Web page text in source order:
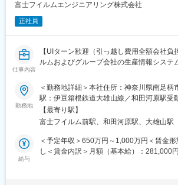
■組織について：
一般製造業・流通業向けシステム
自動倉庫をはじめとする各種保管システム
け・ピッキングシステムなどを組み合わせ
IoTやAIなど先進技術を活用して「スマー
現をサポートします。
■組織構成
エンジニアリング本部 約100名
システム計画課約30名（平均年齢 30代前
■働き方：
・在宅勤務：業務状況を踏まえ、週2日(目
す。フレックスタイム制と在宅勤務を組み
方が可能です。
・残業時間：「いきいき委員会」というプ
働時間削減を進めております。
・産休育休：男性100%取得実績がござい
で）
■当社特徴：
場保全技術部」が統合して2014年に設立
や研究設備の設計、保全サービスを設備計
富士フイルムエンジニアリング株式会社
正社員
仕事内容
【UIターン歓迎（引っ越し費用全額会社負
ルムおよびグループ会社の生産情報システ
ム導入をお任せします】
■業務内容：
機械設備・電気設備等、各種生産設備の
化に携わります。各種設備の稼働データを
機器の活用、生産設備運転状態の見える化
事前検知など、IT化、AI活用等、IoTを推進
勤務地
＜勤務地詳細＞本社住所：神奈川県南足柄
駅：伊豆箱根鉄道大雄山線／和田河原駅受
面禁煙
【最寄り駅】
富士フイルム前駅、和田河原駅、大雄山駅
給与
＜予定年収＞650万円～1,000万円＜賃金
し＜賃金内訳＞月額（基本給）：281,000